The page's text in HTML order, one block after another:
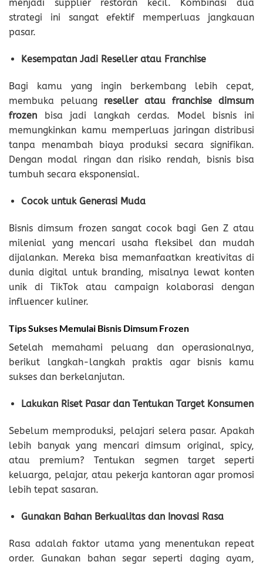
menjadi supplier restoran kecil. Kombinasi dua
strategi ini sangat efektif memperluas jangkauan
pasar.
Kesempatan Jadi Reseller atau Franchise
Bagi kamu yang ingin berkembang lebih cepat,
membuka peluang reseller atau franchise dimsum
frozen bisa jadi langkah cerdas. Model bisnis ini
memungkinkan kamu memperluas jaringan distribusi
tanpa menambah biaya produksi secara signifikan.
Dengan modal ringan dan risiko rendah, bisnis bisa
tumbuh secara eksponensial.
Cocok untuk Generasi Muda
Bisnis dimsum frozen sangat cocok bagi Gen Z atau
milenial yang mencari usaha fleksibel dan mudah
dijalankan. Mereka bisa memanfaatkan kreativitas di
dunia digital untuk branding, misalnya lewat konten
unik di TikTok atau campaign kolaborasi dengan
influencer kuliner.
Tips Sukses Memulai Bisnis Dimsum Frozen
Setelah memahami peluang dan operasionalnya,
berikut langkah-langkah praktis agar bisnis kamu
sukses dan berkelanjutan.
Lakukan Riset Pasar dan Tentukan Target Konsumen
Sebelum memproduksi, pelajari selera pasar. Apakah
lebih banyak yang mencari dimsum original, spicy,
atau premium? Tentukan segmen target seperti
keluarga, pelajar, atau pekerja kantoran agar promosi
lebih tepat sasaran.
Gunakan Bahan Berkualitas dan Inovasi Rasa
Rasa adalah faktor utama yang menentukan repeat
order. Gunakan bahan segar seperti daging ayam,